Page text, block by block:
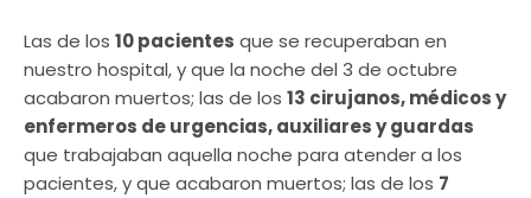
Las de los 10 pacientes que se recuperaban en
nuestro hospital, y que la noche del 3 de octubre
acabaron muertos; las de los 13 cirujanos, médicos y
enfermeros de urgencias, auxiliares y guardas
que trabajaban aquella noche para atender a los
pacientes, y que acabaron muertos; las de los 7